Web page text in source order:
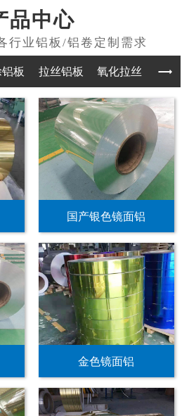
品中心
板 拉丝铝板 氧化拉丝 普通
国产银色镜面铝
金色镜面铝